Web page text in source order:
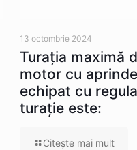
13 octombrie 2024
Turația maximă
motor cu
echipat cu
turație este:
Citeşte mai mult